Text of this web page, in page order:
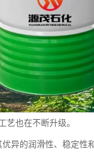
艺也在不断升级。
异的润滑性、稳定性